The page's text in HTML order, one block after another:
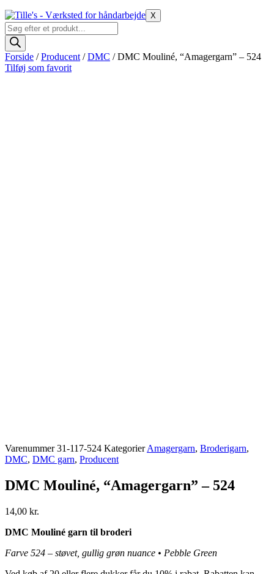
X
Products
search
Forside /Producent /DMC / DMC Mouliné, “Amagergarn” – 524
Tilføj som favorit
Varenummer31-117-524 Kategorier Amagergarn, Broderigarn,
DMC, DMC garn, Producent
DMC Mouliné, “Amagergarn” – 524
14,00 kr.
DMC Mouliné garn til broderi
Farve 524 – støvet, gullig grøn nuance • Pebble Green